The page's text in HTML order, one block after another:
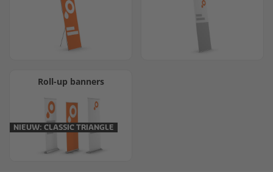
Roll-up banners
NIEUW: CLASSIC TRIANGLE